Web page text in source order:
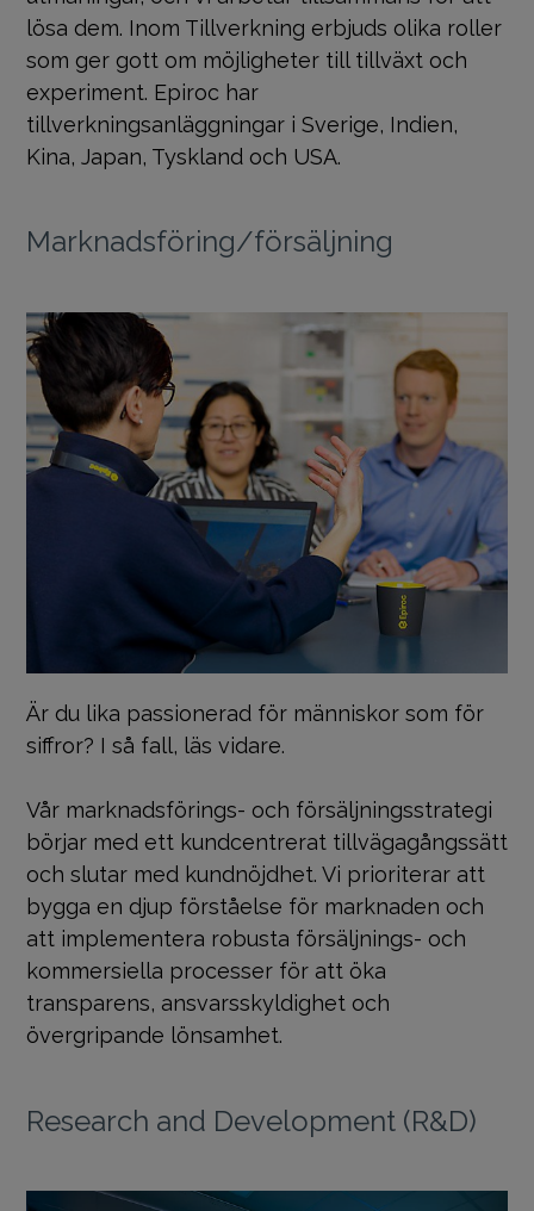
lösa dem. Inom Tillverkning erbjuds olika roller
som ger gott om möjligheter till tillväxt och
experiment. Epiroc har
tillverkningsanläggningar i Sverige, Indien,
Kina, Japan, Tyskland och USA.
Marknadsföring/försäljning
Är du lika passionerad för människor som för
siffror? I så fall, läs vidare.
Vår marknadsförings- och försäljningsstrategi
börjar med ett kundcentrerat tillvägagångssätt
och slutar med kundnöjdhet. Vi prioriterar att
bygga en djup förståelse för marknaden och
att implementera robusta försäljnings- och
kommersiella processer för att öka
transparens, ansvarsskyldighet och
övergripande lönsamhet.
Research and Development (R&D)